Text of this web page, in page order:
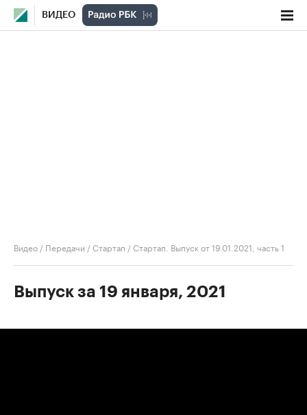
ВИДЕО
Видео / Передачи /Стартап /Стартап. Выпуск от 19.01.2021, часть 1
Выпуск за 19 января, 2021